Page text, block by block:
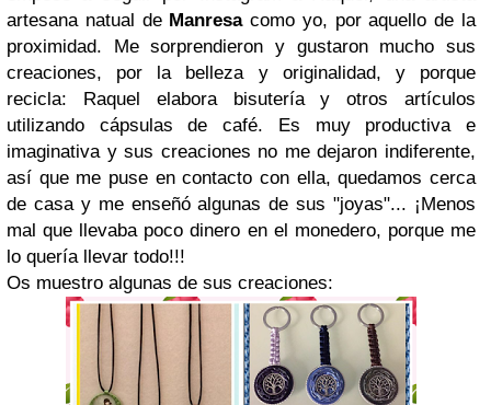
artesana natual de Manresacomo yo, por aquello de la
proximidad. Me sorprendieron y gustaron mucho sus
creaciones, por la belleza y originalidad, y porque
recicla: Raquel elabora bisutería y otros artículos
utilizando cápsulas de café. Es muy productiva e
imaginativa y sus creaciones no me dejaron indiferente,
así que me puse en contacto con ella, quedamos cerca
de casa y me enseñó algunas de sus "joyas"... ¡Menos
mal que llevaba poco dinero en el monedero, porque me
lo quería llevar todo!!!
Os muestro algunas de sus creaciones: